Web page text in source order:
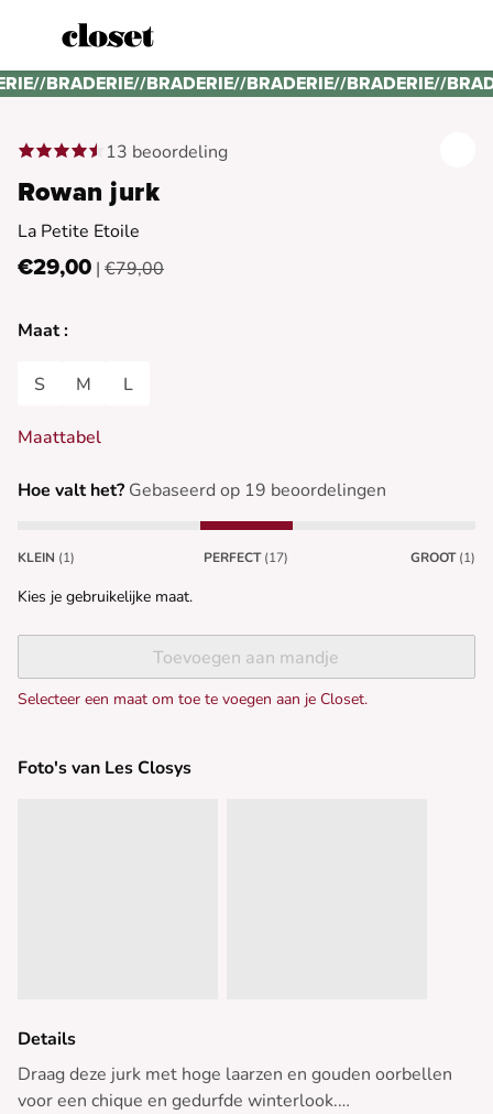
//BRADERIE//BRADERIE//BRADERIE//BRADERIE//
13 beoordeling
Rowan jurk
La Petite Etoile
€29,00 | €79,00
Maat :
S M L
Maattabel
Hoe valt het? Gebaseerd op 19 beoordelingen
KLEIN (1) PERFECT (17) GROOT (1)
Kies je gebruikelijke maat.
Toevoegen aan mandje
Selecteer een maat om toe te voegen aan je Closet.
Foto's van Les Closys
Details
Draag deze jurk met hoge laarzen en gouden oorbellen
voor een chique en gedurfde winterlook.